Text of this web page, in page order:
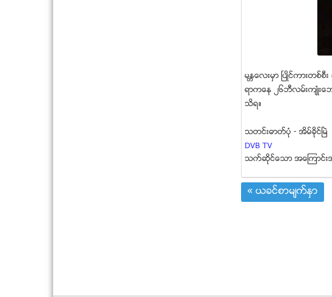
မႏၱေလးမွာ ၿပဳိင္ကားတစ္စီ
ရာကေန ၂၆ဘီလမ္းက်ဳံးေ
သိရ။
သတင္းဓာတ္ပုံ - အိမ္ခိုင္ၿမဲ
DVB TV
သက္ဆုိင္ေသာ အေၾကာင္းအ
« ယခင္စာမ်က္ႏွာ